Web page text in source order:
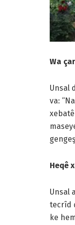
Wa
Unsal
va:
Heqê
Unsal
tecrîd
ke